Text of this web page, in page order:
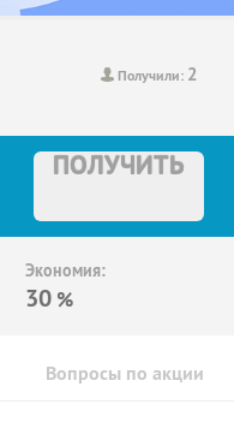
Получили: 2
ПОЛУЧИТЬ
Экономия:
30 %
Вопросы по акции